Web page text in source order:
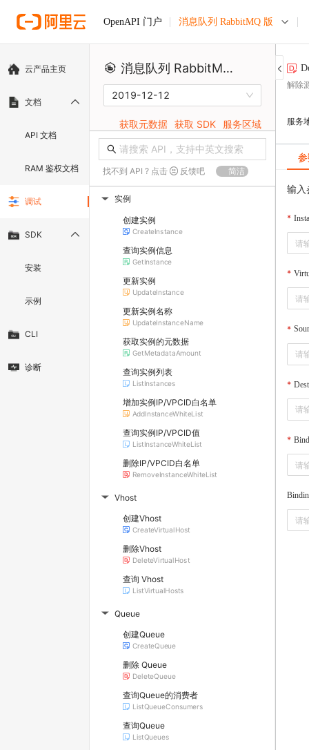
OpenAPI 门户 消息队列 RabbitMQ 版
云产品主页
文档
API 文档
RAM 鉴权文档
调试
SDK
安装
示例
CLI
诊断
消息队列 RabbitMQ 版
2019-12-12
获取元数据 获取 SDK 服务区域
找不到 API ? 点击 反馈吧 简洁
▶ 实例
创建实例
CreateInstance
查询实例信息
GetInstance
更新实例
UpdateInstance
更新实例名称
UpdateInstanceName
获取实例的元数据
GetMetadataAmount
查询实例列表
ListInstances
增加实例IP/VPCID白名单
AddInstanceWhiteList
查询实例IP/VPCID值
ListInstanceWhiteList
删除IP/VPCID白名单
RemoveInstanceWhiteList
▶ Vhost
创建Vhost
CreateVirtualHost
删除Vhost
DeleteVirtualHost
查询 Vhost
ListVirtualHosts
▶ Queue
创建Queue
CreateQueue
删除 Queue
DeleteQueue
查询Queue的消费者
ListQueueConsumers
查询Queue
ListQueues
解除
服务
输入